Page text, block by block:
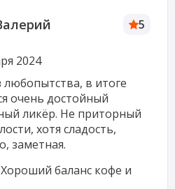
5
2024
любопытства, в итоге
очень достойный
ликёр. Не приторный
хотя сладость,
заметная.
Хороший баланс кофе и